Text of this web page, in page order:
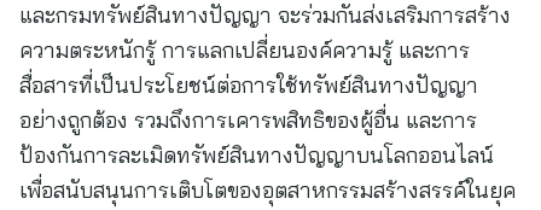
และกรมทรัพย์สินทางปัญญา จะร่วมกันส่งเสริมการสร้าง
ความตระหนักรู้ การแลกเปลี่ยนองค์ความรู้ และการ
สื่อสารที่เป็นประโยชน์ต่อการใช้ทรัพย์สินทางปัญญา
อย่างถูกต้อง รวมถึงการเคารพสิทธิของผู้อื่น และการ
ป้องกันการละเมิดทรัพย์สินทางปัญญาบนโลกออนไลน์
เพื่อสนับสนุนการเติบโตของอุตสาหกรรมสร้างสรรค์ในยุค